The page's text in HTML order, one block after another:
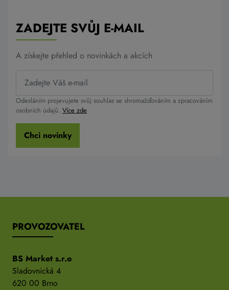
ZADEJTE SVŮJ E-MAIL
A získejte přehled o novinkách a akcích
Odesláním projevujete svůj souhlas se shromažďováním a zpracováním
osobních údajů. Více zde
Chci novinky
PROVOZOVATEL
BS Market s.r.o
Sladovnická 4
620 00 Brno